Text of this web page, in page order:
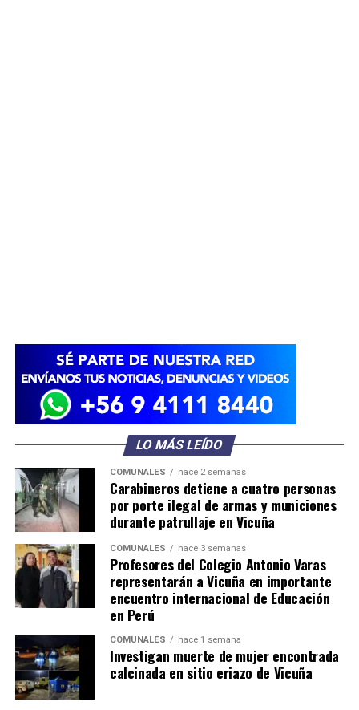
LO MÁS LEÍDO
COMUNALES hace 2 semanas
Carabineros detiene a cuatro personas
por porte ilegal de armas y municiones
durante patrullaje en Vicuña
COMUNALES hace 3 semanas
Profesores del Colegio Antonio Varas
representarán a Vicuña en importante
encuentro internacional de Educación
en Perú
COMUNALES hace 1 semana
Investigan muerte de mujer encontrada
calcinada en sitio eriazo de Vicuña